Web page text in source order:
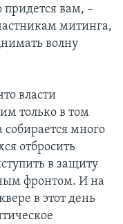
придется вам, –
митинга,
волну
власти
только в том
собирается много
отбросить
в защиту
фронтом. И на
в этот день